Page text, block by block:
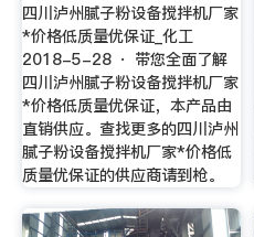
四川泸州腻子粉设备搅拌机厂家
*价格低质量优保证_化工
2018-5-28 · 带您全面了解
四川泸州腻子粉设备搅拌机厂家
*价格低质量优保证，本产品由
直销供应。查找更多的四川泸州
腻子粉设备搅拌机厂家*价格低
质量优保证的供应商请到枪。